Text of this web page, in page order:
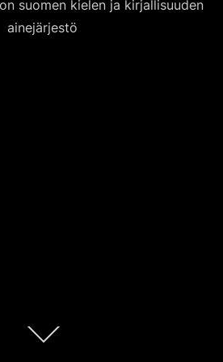
suomen kielen ja kirjallisuuden
ainejärjestö
Scroll